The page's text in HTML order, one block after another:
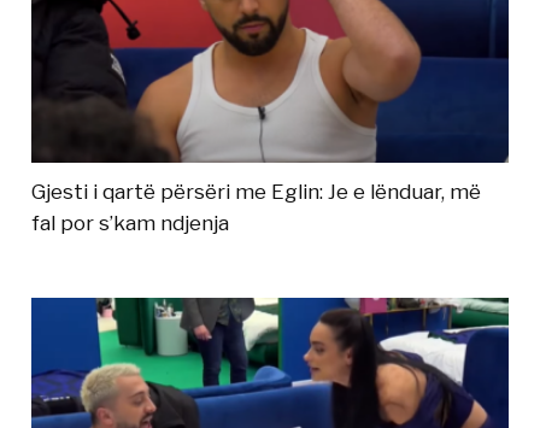
Gjesti i qartë përsëri me Eglin: Je e lënduar, më
fal por s’kam ndjenja